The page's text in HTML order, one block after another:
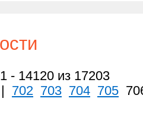
- 14120 из 17203
702 703 704 705